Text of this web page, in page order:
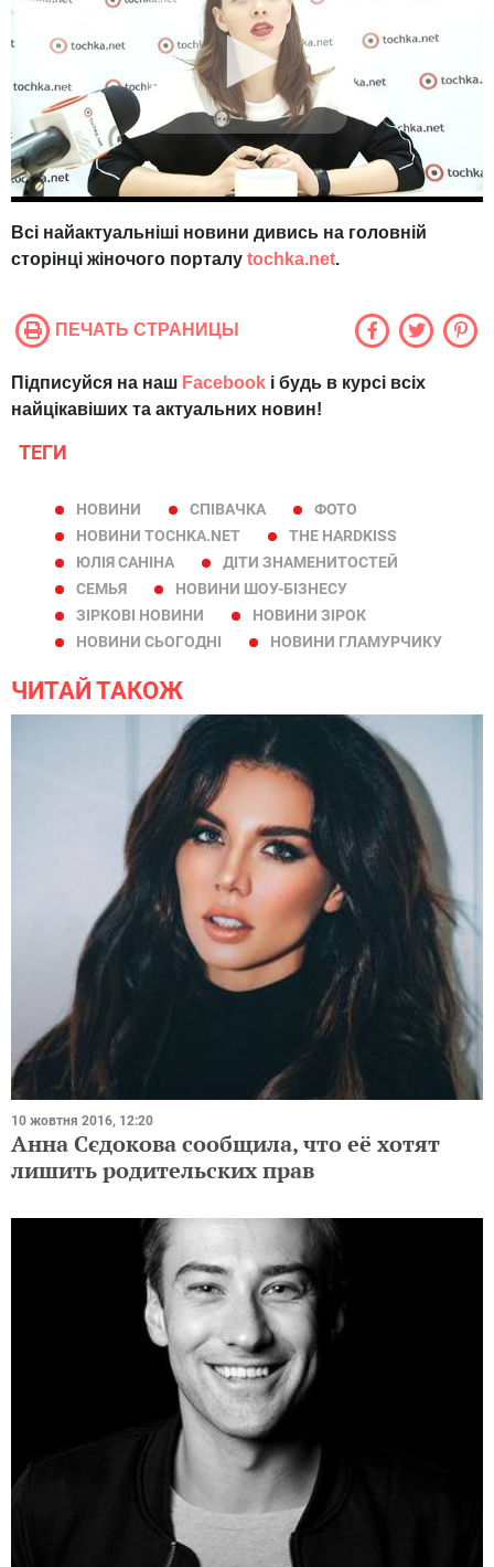
Всі найактуальніші новини дивись на головній
сторінці жіночого порталу tochka.net.
ПЕЧАТЬ СТРАНИЦЫ
Підписуйся на наш Facebook і будь в курсі всіх
найцікавіших та актуальних новин!
ТЕГИ
НОВИНИ СПІВАЧКА
ФОТО
НОВИНИ TOCHKA.NET
THE HARDKISS
ЮЛІЯ САНІНА
ДІТИ ЗНАМЕНИТОСТЕЙ
СЕМЬЯ
НОВИНИ ШОУ-БІЗНЕСУ
ЗІРКОВІ НОВИНИ
НОВИНИ ЗІРОК
НОВИНИ СЬОГОДНІ
НОВИНИ ГЛАМУРЧИКУ
ЧИТАЙ ТАКОЖ
10 жовтня 2016, 12:20
Анна Сєдокова сообщила, что её хотят
лишить родительских прав